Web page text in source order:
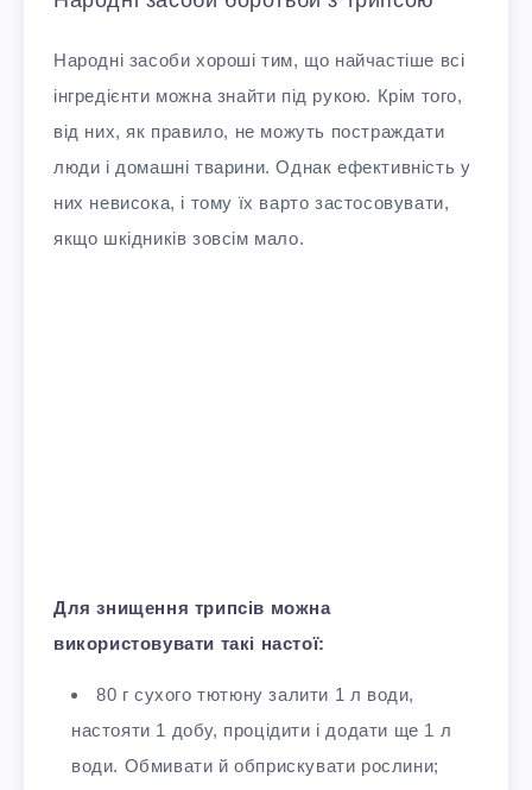
Народні засоби хороші тим, що найчастіше всі
інгредієнти можна знайти під рукою. Крім того,
від них, як правило, не можуть постраждати
люди і домашні тварини. Однак ефективність у
них невисока, і тому їх варто застосовувати,
якщо шкідників зовсім мало.
Для знищення трипсів можна
використовувати такі настої:
80 г сухого тютюну залити 1 л води,
настояти 1 добу, процідити і додати ще 1 л
води. Обмивати й обприскувати рослини;